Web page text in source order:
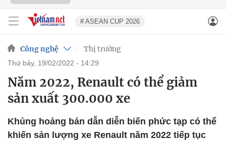
# ASEAN CUP 2026
Công nghệ Thị trường
thứ bảy, 19/02/2022 - 14:29
Năm 2022, Renault có thể giảm
sản xuất 300.000 xe
Khủng hoảng bán dẫn diễn biến phức tạp có thể
khiến sản lượng xe Renault năm 2022 tiếp tục